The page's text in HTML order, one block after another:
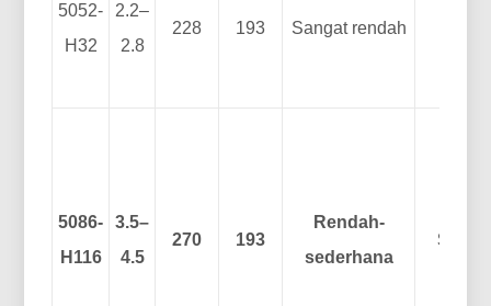
5052-
H32
2.2–
2.8
228 193 Sangat rendah
5086-
H116
3.5–
4.5
270 193
Rendah-
sederhana